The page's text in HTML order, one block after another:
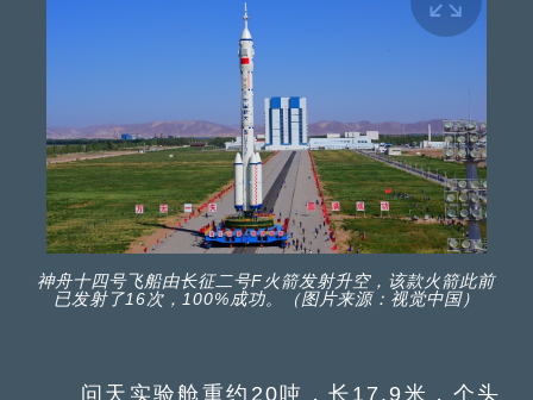
神舟十四号飞船由长征二号F火箭发射升空，该款火箭此前
已发射了16次，100%成功。（图片来源：视觉中国）
问天实验舱重约20吨，长17.9米，个头